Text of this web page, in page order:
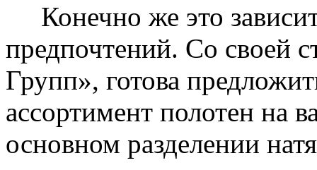
Конечно же это
предпочтений. Со своей
Групп», готова
ассортимент полотен на
основном разделении